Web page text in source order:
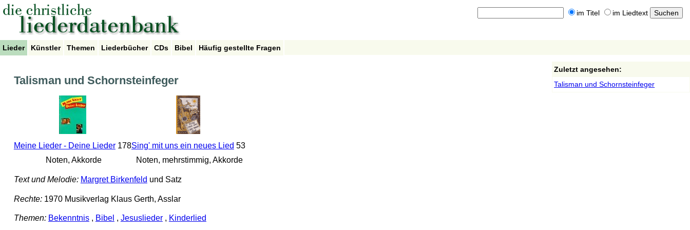
im Titel im Liedtext
Lieder Künstler Themen Liederbücher CDs Bibel Häufig gestellte Fragen
Talisman und Schornsteinfeger
Meine Lieder - Deine Lieder178
Noten, Akkorde
Sing' mit uns ein neues Lied 53
Noten, mehrstimmig, Akkorde
Text und Melodie: Margret Birkenfeld und Satz
Rechte:1970 Musikverlag Klaus Gerth, Asslar
Themen: Bekenntnis, Bibel , Jesuslieder, Kinderlied
Zuletzt angesehen:
Talisman und Schornsteinfeger